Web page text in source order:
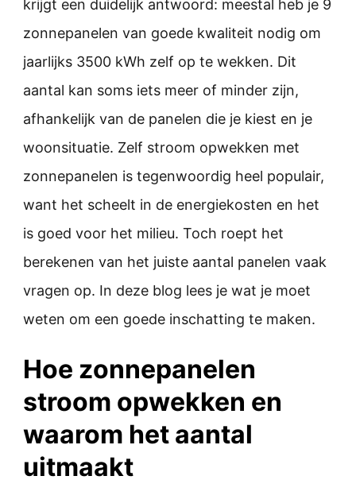
krijgt een duidelijk antwoord: meestal heb je 9
zonnepanelen van goede kwaliteit nodig om
jaarlijks 3500 kWh zelf op te wekken. Dit
aantal kan soms iets meer of minder zijn,
afhankelijk van de panelen die je kiest en je
woonsituatie. Zelf stroom opwekken met
zonnepanelen is tegenwoordig heel populair,
want het scheelt in de energiekosten en het
is goed voor het milieu. Toch roept het
berekenen van het juiste aantal panelen vaak
vragen op. In deze blog lees je wat je moet
weten om een goede inschatting te maken.
Hoe zonnepanelen
stroom opwekken en
waarom het aantal
uitmaakt